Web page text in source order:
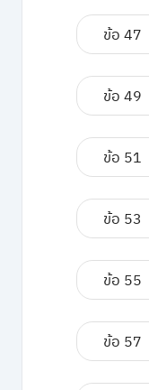
ข้อ 47
ข้อ 49
ข้อ 51
ข้อ 53
ข้อ 55
ข้อ 57